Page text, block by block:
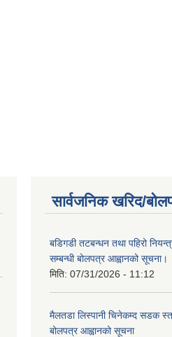
सार्वजनिक खरिद/
बडिगडी तटबन्धन तथा पहिरो
सम्बन्धी बोलपत्र आह्वानको सूचना।
मिति: 07/31/2026 - 11:12
मैलतडा लिस्पानी चिनेकम्द सडक
बोलपत्र आह्वानको सूचना